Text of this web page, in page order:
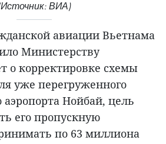
ВИА)
авиации Вьетнама
Министерству
о корректировке схемы
уже перегруженного
Нойбай, цель
его пропускную
по 63 миллиона